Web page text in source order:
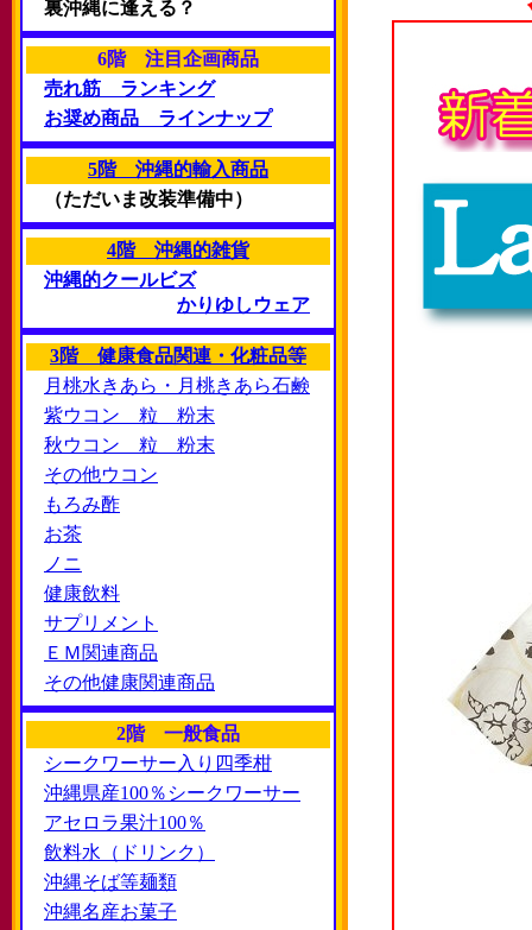
裏沖縄に逢える？
6階 注目企画商品
売れ筋 ランキング
お奨め商品 ラインナップ
5階 沖縄的輸入商品
（ただいま改装準備中）
4階 沖縄的雑貨
沖縄的クールビズ
かりゆしウェア
3階 健康食品関連・化粧品等
月桃水きあら・月桃きあら石鹸
紫ウコン 粒 粉末
秋ウコン 粒 粉末
その他ウコン
もろみ酢
お茶
ノニ
健康飲料
サプリメント
ＥＭ関連商品
その他健康関連商品
2階 一般食品
シークワーサー入り四季柑
沖縄県産100％シークワーサー
アセロラ果汁100％
飲料水（ドリンク）
沖縄そば等麺類
沖縄名産お菓子